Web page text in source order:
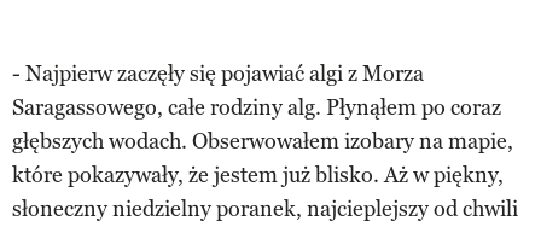
- Najpierw zaczęły się pojawiać algi z Morza
Saragassowego, całe rodziny alg. Płynąłem po coraz
głębszych wodach. Obserwowałem izobary na mapie,
które pokazywały, że jestem już blisko. Aż w piękny,
słoneczny niedzielny poranek, najcieplejszy od chwili